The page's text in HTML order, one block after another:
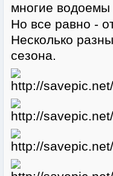
многие водоемы
Но все равно -
Несколько
сезона.